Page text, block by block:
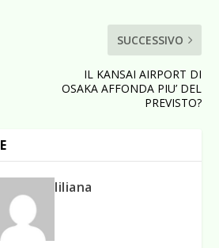
SUCCESSIVO
IL KANSAI AIRPORT DI
OSAKA AFFONDA PIU’ DEL
PREVISTO?
liliana